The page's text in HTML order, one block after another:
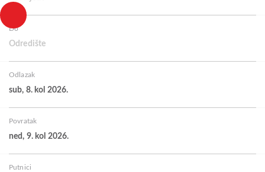
Do
Odredište
Odlazak
sub, 8. kol 2026.
Povratak
ned, 9. kol 2026.
Putnici